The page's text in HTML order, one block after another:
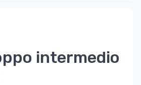
intermedio